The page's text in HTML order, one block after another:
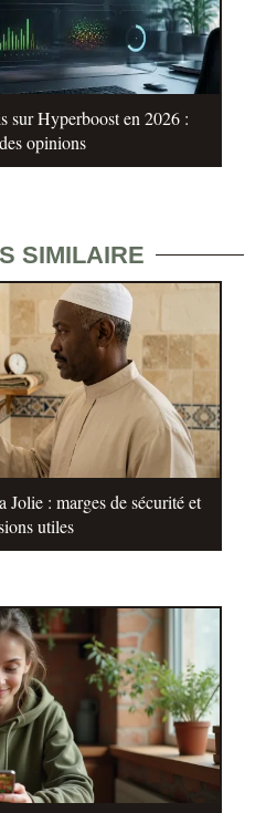
sur Hyperboost en 2026 :
opinions
SIMILAIRE
: marges de sécurité et
utiles